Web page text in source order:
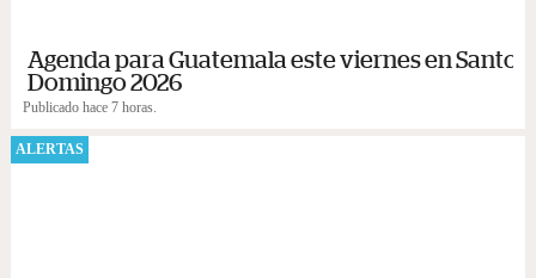
Agenda para Guatemala este viernes en Santo
Domingo 2026
Publicado hace 7 horas.
ALERTAS